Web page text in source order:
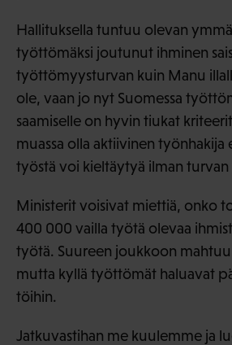
Hallituksella tuntuu olevan
työttömäksi joutunut ihminen
työttömyysturvan kuin Manu
ole, vaan jo nyt Suomessa
saamiselle on hyvin tiukat
muassa olla aktiivinen työnhakija
työstä voi kieltäytyä ilman turvan
Ministerit voisivat miettiä, onko
400 000 vailla työtä olevaa
työtä. Suureen joukkoon
mutta kyllä työttömät haluavat
töihin.
Jatkuvastihan me kuulemme ja